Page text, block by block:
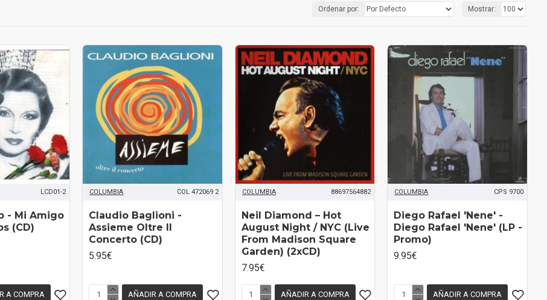
Ordenar por: Mostrar:
LCD01-2
‎- Mi Amigo
(CD)
A COMPRA
COLUMBIA COL 472069 2
Claudio Baglioni ‎-
Assieme Oltre Il
Concerto (CD)
5.95€
AÑADIR A COMPRA
COLUMBIA 88697564882
Neil Diamond ‎– Hot
August Night / NYC (Live
From Madison Square
Garden) (2xCD)
7.95€
AÑADIR A COMPRA
COLUMBIA CPS 9700
Diego Rafael 'Nene' -
Diego Rafael 'Nene' (LP -
Promo)
9.95€
AÑADIR A COMPRA